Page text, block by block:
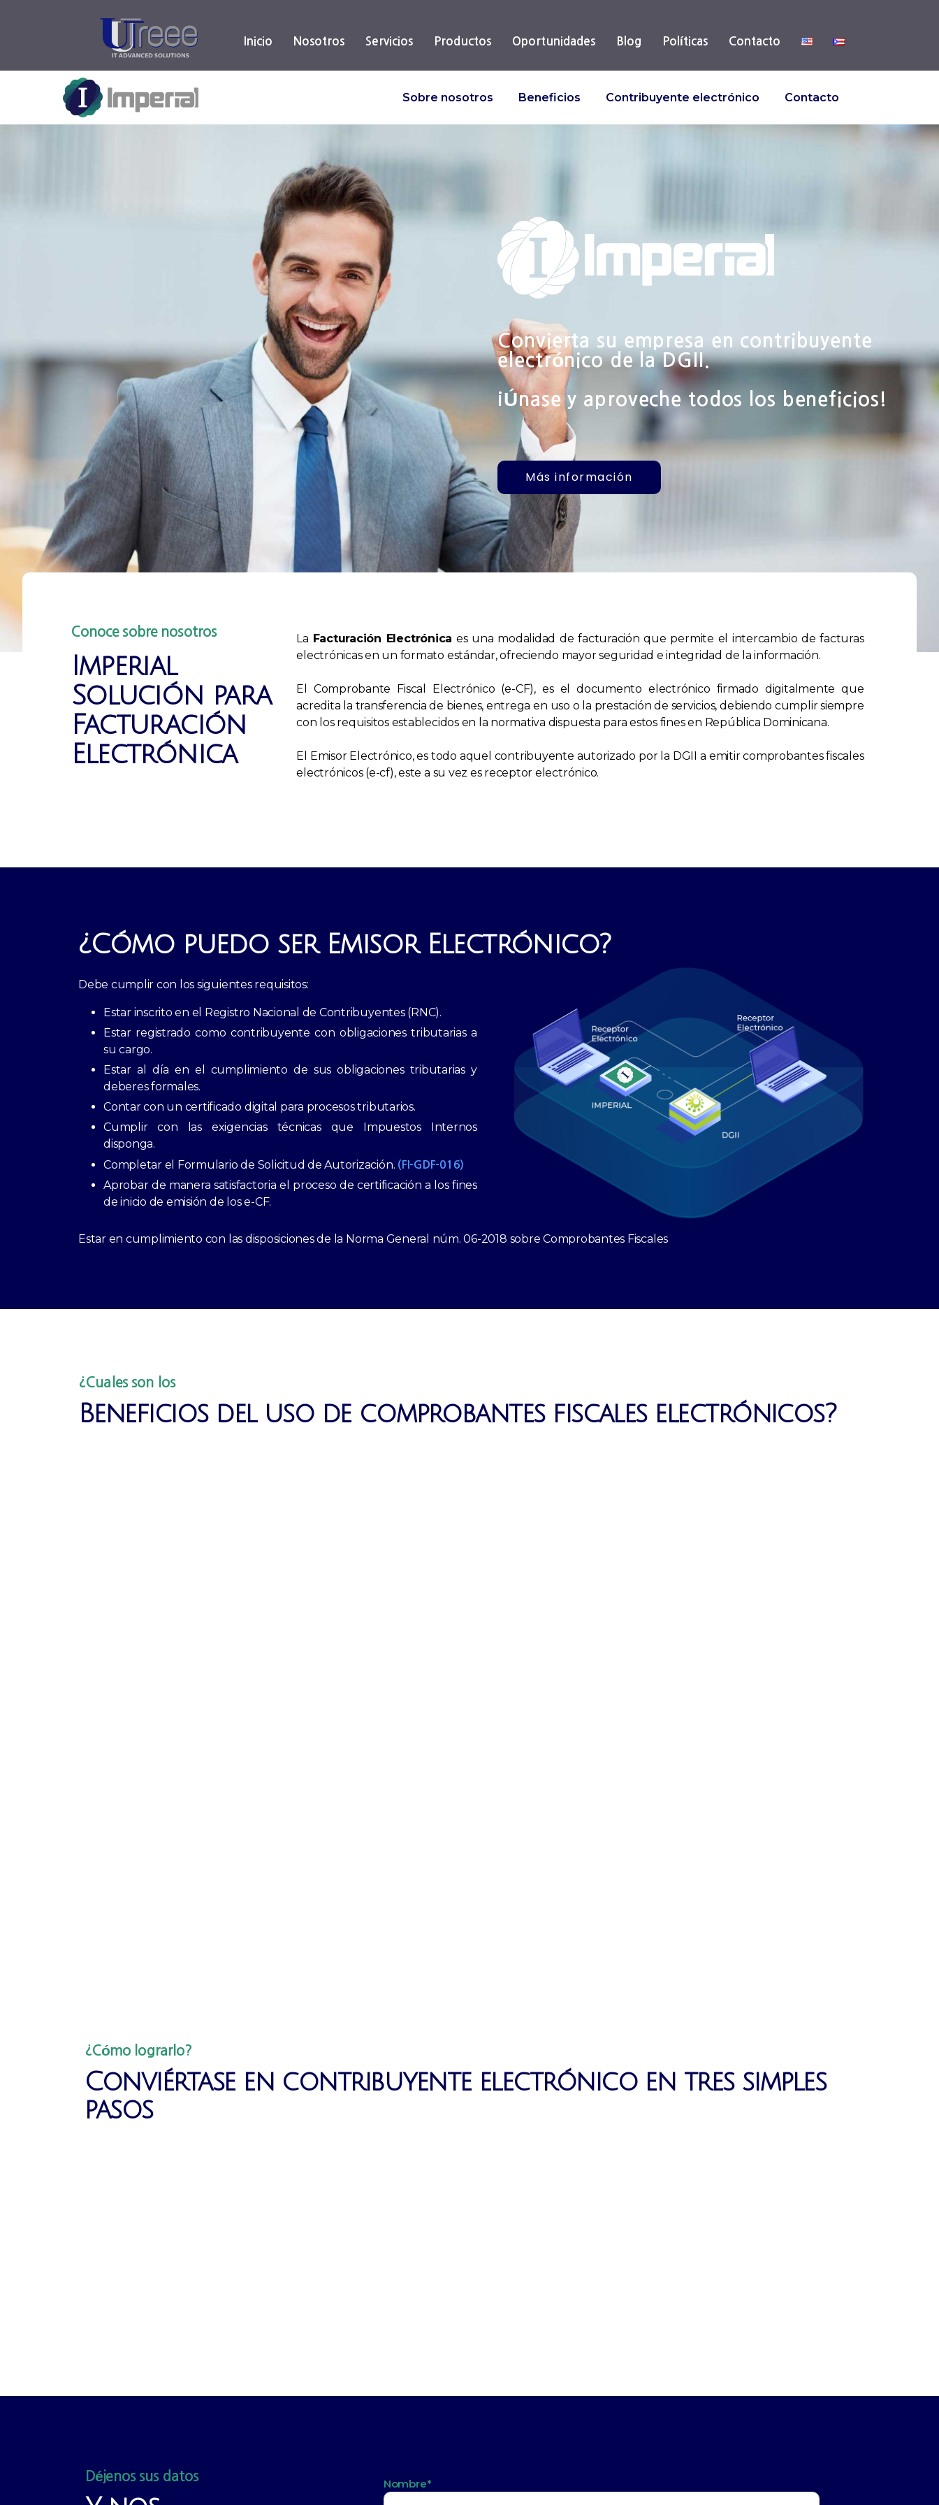
Inicio Nosotros Servicios Productos Oportunidades Blog Políticas Contacto
Sobre nosotros Beneficios Contribuyente electrónico Contacto
Convierta su empresa en contribuyente
electrónico de la DGII.
¡Únase y aproveche todos los beneficios!
Más información
Conoce sobre nosotros
Imperial
Solución para
Facturación
Electrónica
La Facturació​n Electrónica es una modalidad de facturación que permite el intercambio de facturas
electrónicas en un formato estándar, ofreciendo mayor seguridad e integridad de la información.​
El Comprobante Fiscal Electrónico (e-CF), es el documento electrónico firmado digitalmente que
acredita la transferencia de bienes, entrega en uso o la prestación de servicios, debiendo cumplir siempre
con los requisitos establecidos en la normativa dispuesta para estos fines en República Dominicana.
El Emisor Electrónico, es todo aquel contribuyente autorizado por la DGII​ a emitir comprobantes fiscales
electrónicos (e-cf), este a su vez es receptor electrónico.​
¿Cómo puedo ser Emisor Electrónico?
Debe cumplir con los siguientes requisitos:​
Estar inscrito en el Registro Nacional de Contribuyentes (RNC).
Estar registrado como contribuyente con obligaciones tributarias a
su cargo.
Estar al día en el cumplimiento de sus obligaciones tributarias y
deberes formales.
Contar con un certificado digital para procesos tributarios.
Cumplir con las exigencias técnicas que Impuestos Internos
disponga.
Completar el Formulario de Solicitud de Autorización. (FI-GDF-016)
Aprobar de manera satisfactoria el proceso de certificación a los fines
de inicio de emisión de los e-CF.
Estar en cumplimiento con las disposiciones de la Norma General núm. 06-2018 sobre Comprobantes Fiscales
¿Cuales son los
Beneficios del uso de comprobantes fiscales electrónicos?
¿Cómo lograrlo?
Conviértase en contribuyente electrónico en tres simples
pasos
Déjenos sus datos
Nombre*